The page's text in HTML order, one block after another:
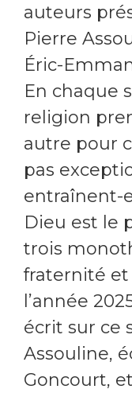
auteurs
Pierre
Éric-
En chaque
religion
autre pour
pas
entraînent-
Dieu est le
trois
fraternité
l’année
écrit sur ce
Assouline,
Goncourt,